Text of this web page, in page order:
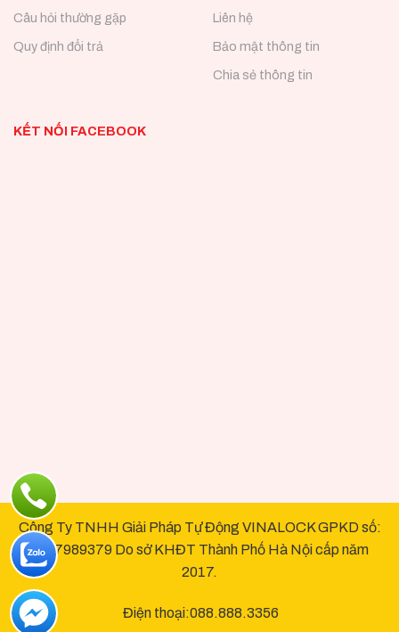
Câu hỏi thường gặp
Quy định đổi trả
Liên hệ
Bảo mật thông tin
Chia sẻ thông tin
KẾT NỐI FACEBOOK
Công Ty TNHH Giải Pháp Tự Động VINALOCK GPKD số:
0107989379 Do sở KHĐT Thành Phố Hà Nội cấp năm
2017.
Điện thoại:088.888.3356